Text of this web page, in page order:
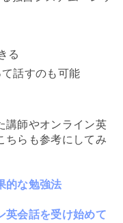
る
話すのも可能
講師やオンライン英
ちらも参考にしてみ
的な勉強法
英会話を受け始めて